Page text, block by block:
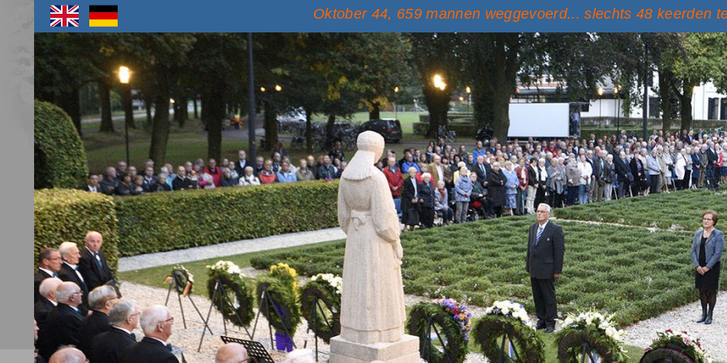
Oktober 44, 659 mannen weggevoerd... slechts 48 keerden